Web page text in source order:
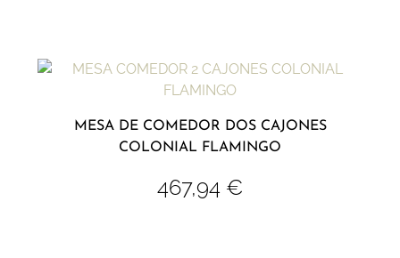
MESA DE COMEDOR DOS CAJONES
COLONIAL FLAMINGO
467,94 €